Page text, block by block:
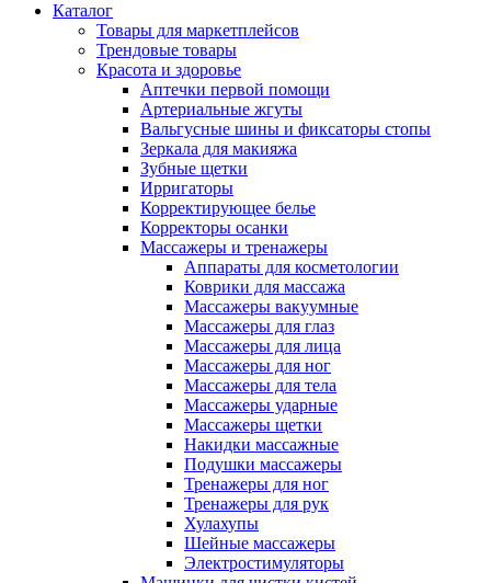
Каталог
Товары для маркетплейсов
Трендовые товары
Красота и здоровье
Аптечки первой помощи
Артериальные жгуты
Вальгусные шины и фиксаторы стопы
Зеркала для макияжа
Зубные щетки
Ирригаторы
Корректирующее белье
Корректоры осанки
Массажеры и тренажеры
Аппараты для косметологии
Коврики для массажа
Массажеры вакуумные
Массажеры для глаз
Массажеры для лица
Массажеры для ног
Массажеры для тела
Массажеры ударные
Массажеры щетки
Накидки массажные
Подушки массажеры
Тренажеры для ног
Тренажеры для рук
Хулахупы
Шейные массажеры
Электростимуляторы